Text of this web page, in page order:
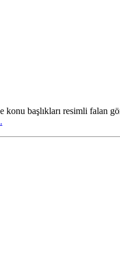
başlıkları resimli falan